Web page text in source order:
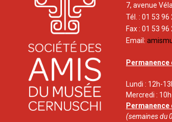
7, avenue
Tél. : 01 53 96
Fax : 01 53 96
Email:
Lundi : 12h-
Mercredi :
(semaines